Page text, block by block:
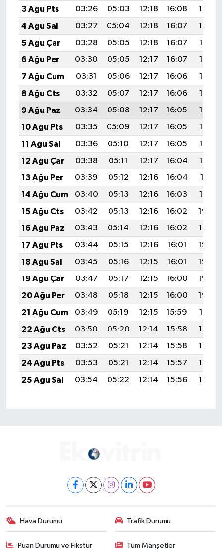
3 Ağu Pts
03:26 05:03 12:18 16:08
19:23
4 Ağu Sal
03:27 05:04 12:18 16:07
19:22
5 Ağu Çar
03:28 05:05 12:18 16:07
19:21
6 Ağu Per
03:30 05:05 12:17 16:07
19:19
7 Ağu Cum
03:31 05:06 12:17 16:06
19:18
8 Ağu Cts
03:32 05:07 12:17 16:06
19:17
9 Ağu Paz
03:34 05:08 12:17 16:05
19:16
10 Ağu Pts
03:35 05:09 12:17 16:05
19:15
11 Ağu Sal
03:36 05:10 12:17 16:05
19:14
12 Ağu Çar
03:38 05:11 12:17 16:04
19:12
13 Ağu Per
03:39 05:12 12:16 16:04
19:11
14 Ağu Cum
03:40 05:13 12:16 16:03
19:10
15 Ağu Cts
03:42 05:13 12:16 16:02
19:09
16 Ağu Paz
03:43 05:14 12:16 16:02
19:07
17 Ağu Pts
03:44 05:15 12:16 16:01
19:06
18 Ağu Sal
03:45 05:16 12:15 16:01
19:05
19 Ağu Çar
03:47 05:17 12:15 16:00
19:03
20 Ağu Per
03:48 05:18 12:15 16:00
19:02
21 Ağu Cum
03:49 05:19 12:15 15:59
19:01
22 Ağu Cts
03:50 05:20 12:14 15:58
18:59
23 Ağu Paz
03:52 05:21 12:14 15:58
18:58
24 Ağu Pts
03:53 05:21 12:14 15:57
18:57
25 Ağu Sal
03:54 05:22 12:14 15:56 18:55
Hava Durumu Trafik Durumu
Puan Durumu ve Fikstür Tüm Manşetler